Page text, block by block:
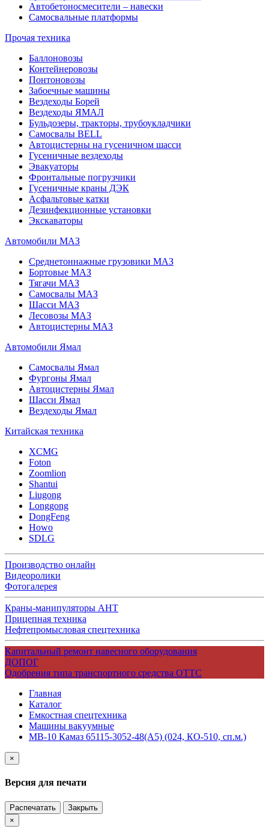
Автобетоносмесители – навески
Самосвальные платформы
Прочая техника
Баллоновозы
Контейнеровозы
Понтоновозы
Забоечные машины
Вездеходы Борей
Вездеходы ЯМАЛ
Бульдозеры, тракторы, трубоукладчики
Самосвалы BELL
Автоцистерны на гусеничном шасси
Гусеничные вездеходы
Эвакуаторы
Фронтальные погрузчики
Гусеничные краны ДЭК
Асфальтовые катки
Дезинфекционные установки
Экскаваторы
Автомобили МАЗ
Среднетоннажные грузовики МАЗ
Бортовые МАЗ
Тягачи МАЗ
Самосвалы МАЗ
Шасси МАЗ
Лесовозы МАЗ
Автоцистерны МАЗ
Автомобили Ямал
Самосвалы Ямал
Фургоны Ямал
Автоцистерны Ямал
Шасси Ямал
Вездеходы Ямал
Китайская техника
XCMG
Foton
Zoomlion
Shantui
Liugong
Longgong
DongFeng
Howo
SDLG
Производство онлайн
Видеоролики
Фотогалерея
Краны-манипуляторы АНТ
Прицепная техника
Нефтепромысловая спецтехника
Капитальный ремонт навесного оборудования
ДОПОГ
Одобрения типа транспортного средства ОТТС
Главная
Каталог
Емкостная спецтехника
Машины вакуумные
МВ-10 Камаз 65115-3052-48(А5) (024, КО-510, сп.м.)
×
Версия для печати
Распечатать
Закрыть
×